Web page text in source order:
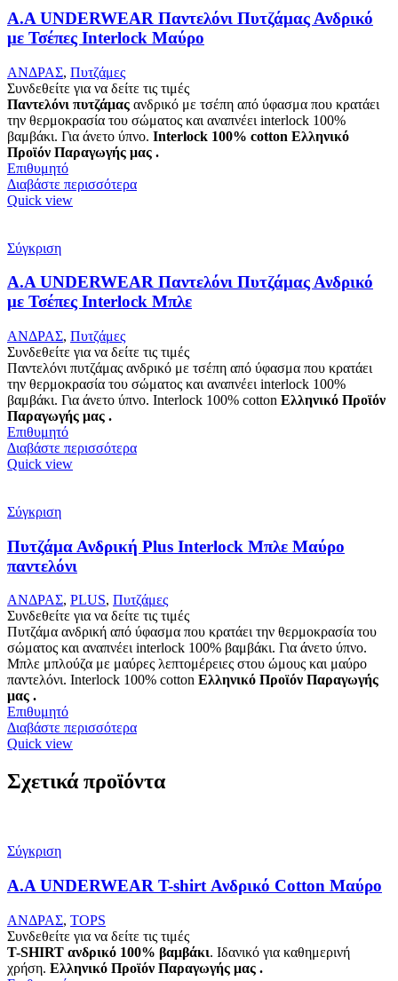
A.A UNDERWEAR Παντελόνι Πυτζάμας Ανδρικό
με Τσέπες Interlock Μαύρο
ΑΝΔΡΑΣ, Πυτζάμες
Συνδεθείτε για να δείτε τις τιμές
Παντελόνι πυτζάμας ανδρικό με τσέπη από ύφασμα που κρατάει
την θερμοκρασία του σώματος και αναπνέει interlock 100%
βαμβάκι. Για άνετο ύπνο. Interlock 100% cotton Ελληνικό
Προϊόν Παραγωγής μας .
Επιθυμητό
Διαβάστε περισσότερα
Quick view
Σύγκριση
A.A UNDERWEAR Παντελόνι Πυτζάμας Ανδρικό
με Τσέπες Interlock Μπλε
ΑΝΔΡΑΣ, Πυτζάμες
Συνδεθείτε για να δείτε τις τιμές
Παντελόνι πυτζάμας ανδρικό με τσέπη από ύφασμα που κρατάει
την θερμοκρασία του σώματος και αναπνέει interlock 100%
βαμβάκι. Για άνετο ύπνο. Interlock 100% cotton Ελληνικό Προϊόν
Παραγωγής μας .
Επιθυμητό
Διαβάστε περισσότερα
Quick view
Σύγκριση
Πυτζάμα Ανδρική Plus Interlock Μπλε Μαύρο
παντελόνι
ΑΝΔΡΑΣ, PLUS, Πυτζάμες
Συνδεθείτε για να δείτε τις τιμές
Πυτζάμα ανδρική από ύφασμα που κρατάει την θερμοκρασία του
σώματος και αναπνέει interlock 100% βαμβάκι. Για άνετο ύπνο.
Μπλε μπλούζα με μαύρες λεπτομέρειες στου ώμους και μαύρο
παντελόνι. Interlock 100% cotton Ελληνικό Προϊόν Παραγωγής
μας .
Επιθυμητό
Διαβάστε περισσότερα
Quick view
Σχετικά προϊόντα
Σύγκριση
Α.A UNDERWEAR T-shirt Ανδρικό Cotton Μαύρο
ΑΝΔΡΑΣ, TOPS
Συνδεθείτε για να δείτε τις τιμές
T-SHIRT ανδρικό 100% βαμβάκι. Ιδανικό για καθημερινή
χρήση. Ελληνικό Προϊόν Παραγωγής μας .